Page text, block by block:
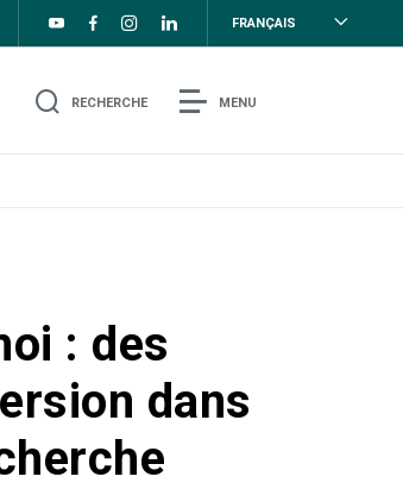
FRANÇAIS
RECHERCHE MENU
: des
dans